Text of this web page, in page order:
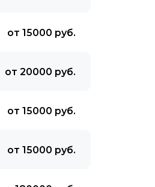
от 15000 руб.
от 20000 руб.
от 15000 руб.
от 15000 руб.